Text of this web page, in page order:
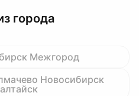
города
Межгород
Новосибирск